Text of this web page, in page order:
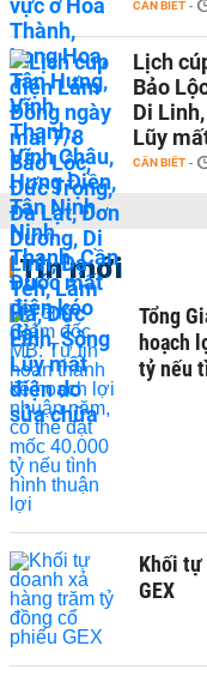
CẦN BIẾT -
Lịch
Bảo
Di
Lũy
CẦN BIẾT -
Tin mới
Tổng
hoạch
tỷ nếu
Khối tự
GEX